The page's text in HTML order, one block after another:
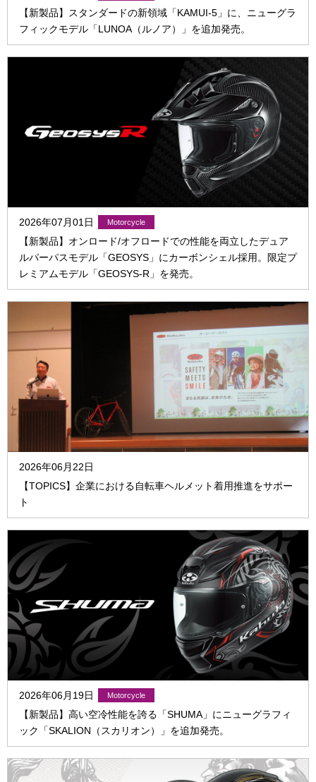
【新製品】スタンダードの新領域「KAMUI-5」に、ニューグラ
フィックモデル「LUNOA（ルノア）」を追加発売。
2026年07月01日
【新製品】オンロード/オフロードでの性能を両立したデュア
ルパーパスモデル「GEOSYS」にカーボンシェル採用。限定プ
レミアムモデル「GEOSYS-R」を発売。
2026年06月22日
【TOPICS】企業における自転車ヘルメット着用推進をサポー
ト
2026年06月19日
【新製品】高い空冷性能を誇る「SHUMA」にニューグラフィ
ック「SKALION（スカリオン）」を追加発売。